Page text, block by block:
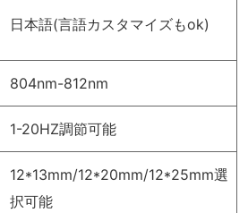
日本語(言語カスタマイズもok)
804nm-812nm
1-20HZ調節可能
12*13mm/12*20mm/12*25mm選
択可能